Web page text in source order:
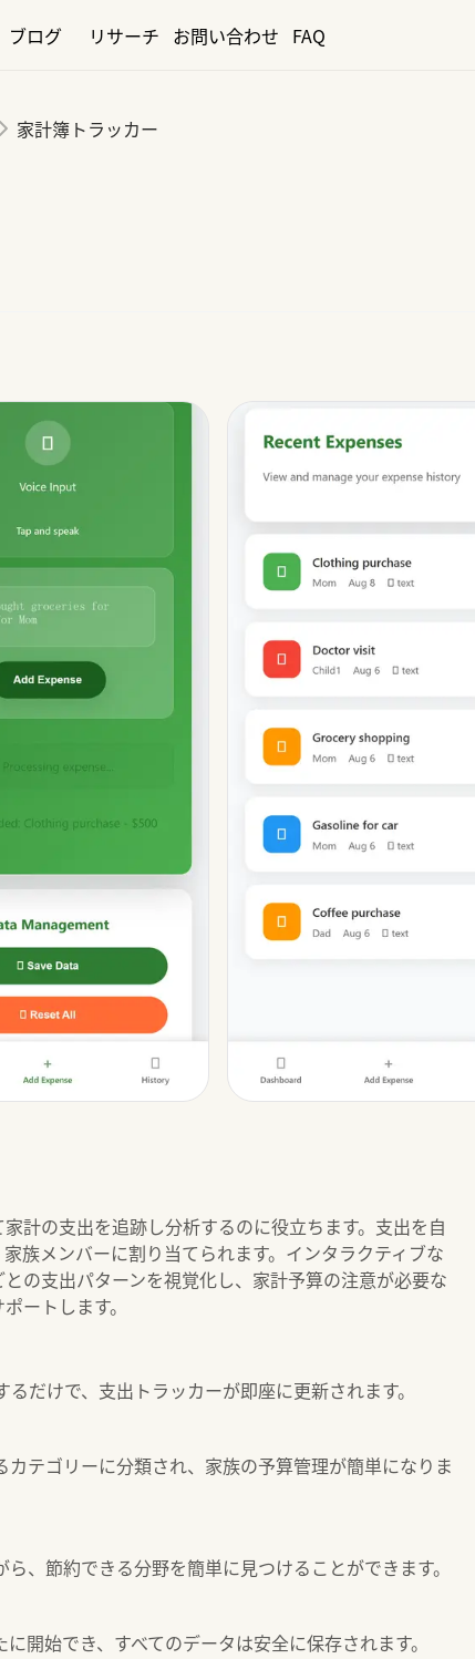
ブログ リサーチ お問い合わせ FAQ
家計簿トラッカー
計の支出を追跡し分析するのに役立ちます。支出を自
族メンバーに割り当てられます。インタラクティブな
の支出パターンを視覚化し、家計予算の注意が必要な
ートします。
だけで、支出トラッカーが即座に更新されます。
テゴリーに分類され、家族の予算管理が簡単になりま
、節約できる分野を簡単に見つけることができます。
開始でき、すべてのデータは安全に保存されます。